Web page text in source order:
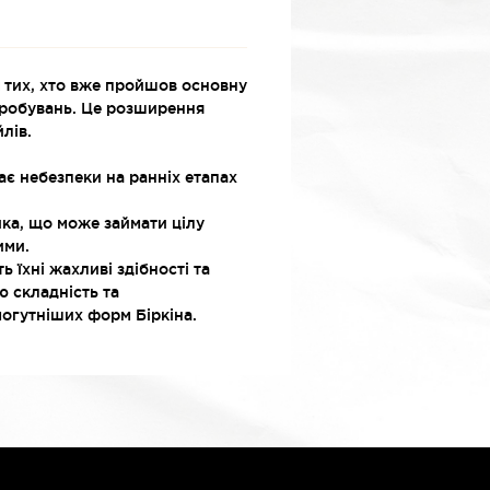
хто вже пройшов основну
Це розширення
небезпеки на ранніх етапах
що може займати цілу
їхні жахливі здібності та
складність та
форм Біркіна.